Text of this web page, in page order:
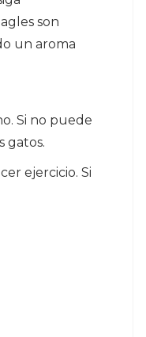
son
un aroma
Si no puede
gatos.
ejercicio. Si